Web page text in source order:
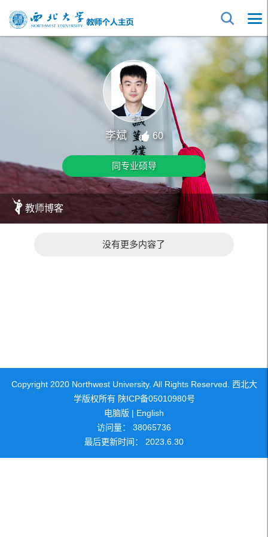
李斌 60
同专业硕导
教师博客
没有更多内容了
Copyright 2020 Northwest University. All Rights Reserved. 西北大
学版权所有 陕ICP备05010980号
电脑版 | English
访问量： 38065736
最后更新时间： 2023 6 30